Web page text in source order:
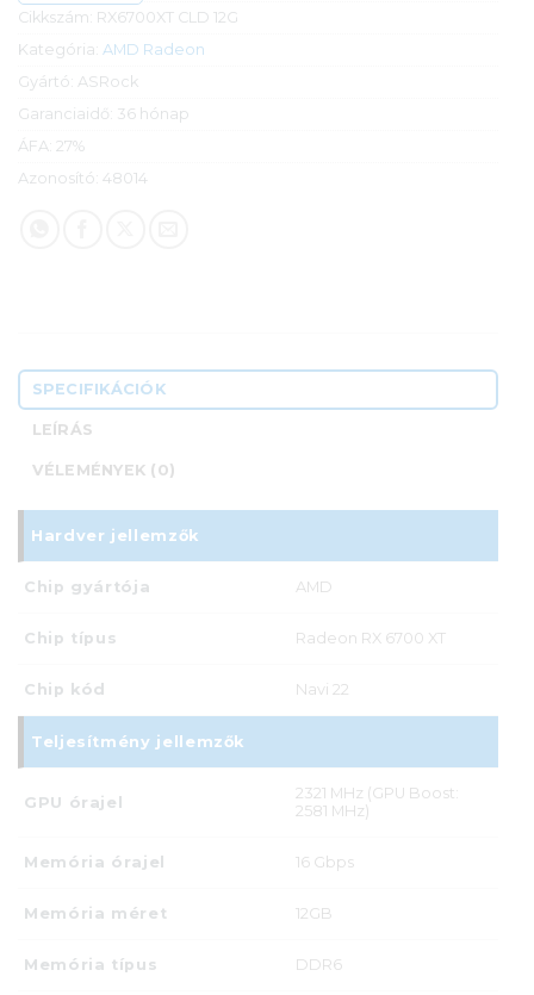
Cikkszám: RX6700XT CLD 12G
Kategória: AMD Radeon
Gyártó: ASRock
Garanciaidő: 36 hónap
ÁFA: 27%
Azonosító: 48014
SPECIFIKÁCIÓK
LEÍRÁS
VÉLEMÉNYEK (0)
Hardver jellemzők
Chip gyártója AMD
Chip típus Radeon RX 6700 XT
Chip kód Navi 22
Teljesítmény jellemzők
GPU órajel
2321 MHz (GPU Boost:
2581 MHz)
Memória órajel 16 Gbps
Memória méret 12GB
Memória típus DDR6